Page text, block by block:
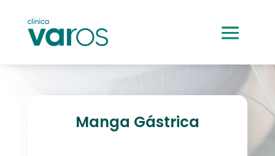
Manga Gástrica